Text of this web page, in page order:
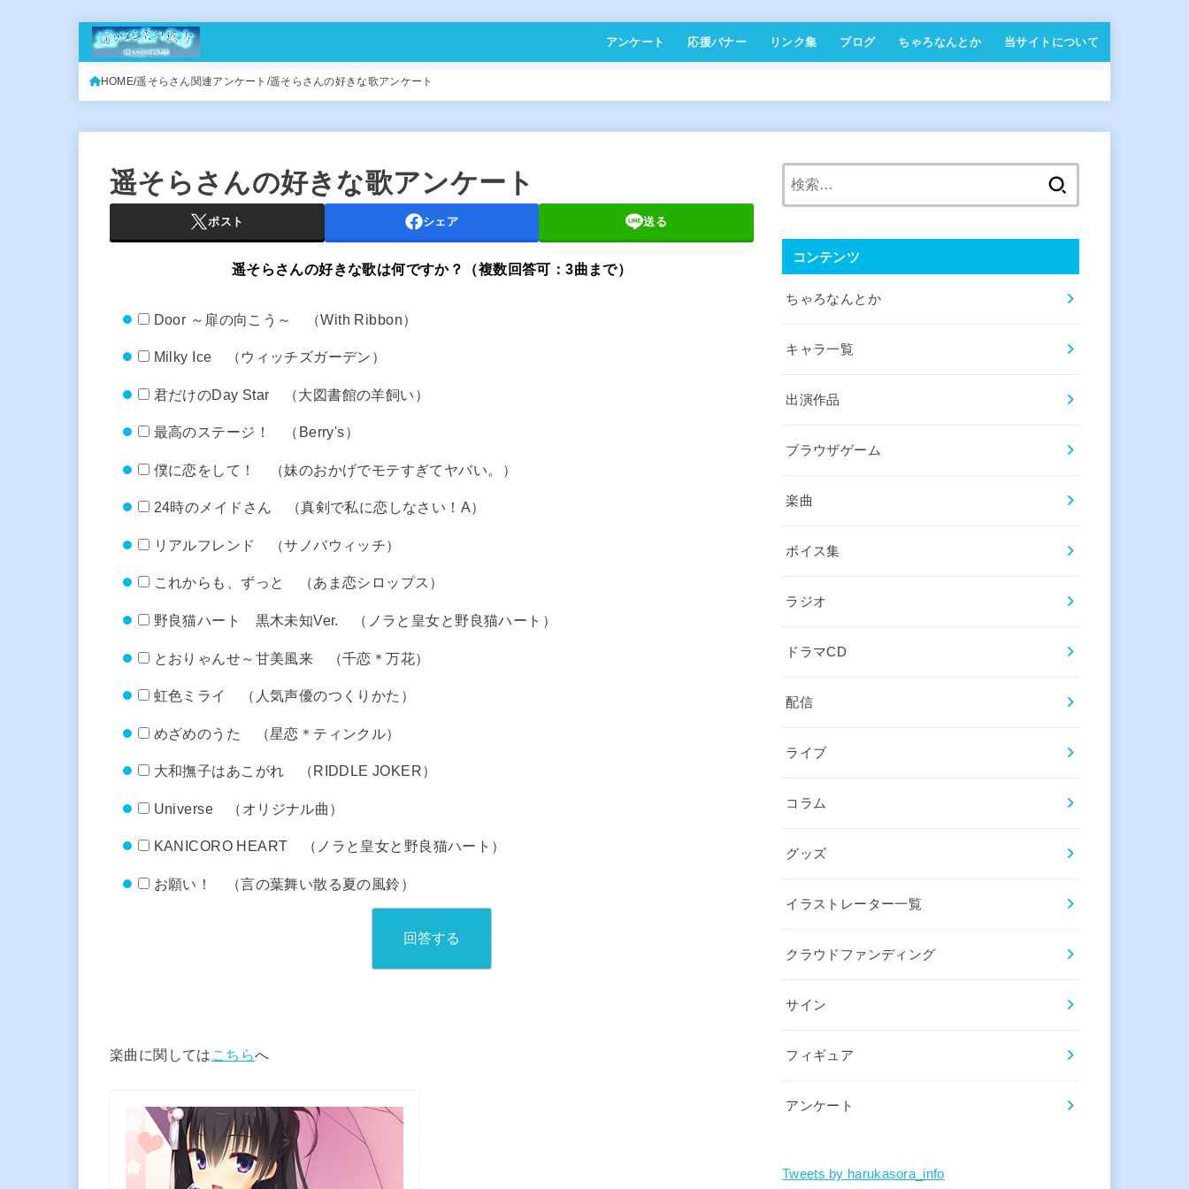
アンケート 応援バナー リンク集 ブログ ちゃろなんとか 当サイトについて
HOME 遥そらさん関連アンケート 遥そらさんの好きな歌アンケート
遥そらさんの好きな歌アンケート
ポスト シェア 送る
遥そらさんの好きな歌は何ですか？（複数回答可：3曲まで）
Door ～扉の向こう～ （With Ribbon）
Milky Ice （ウィッチズガーデン）
君だけのDay Star （大図書館の羊飼い）
最高のステージ！ （Berry's）
僕に恋をして！ （妹のおかげでモテすぎてヤバい。）
24時のメイドさん （真剣で私に恋しなさい！A）
リアルフレンド （サノバウィッチ）
これからも、ずっと （あま恋シロップス）
野良猫ハート 黒木未知Ver. （ノラと皇女と野良猫ハート）
とおりゃんせ～甘美風来 （千恋＊万花）
虹色ミライ （人気声優のつくりかた）
めざめのうた （星恋＊ティンクル）
大和撫子はあこがれ （RIDDLE JOKER）
Universe （オリジナル曲）
KANICORO HEART （ノラと皇女と野良猫ハート）
お願い！ （言の葉舞い散る夏の風鈴）
楽曲に関しては こちらへ
コンテンツ
ちゃろなんとか
キャラ一覧
出演作品
ブラウザゲーム
楽曲
ボイス集
ラジオ
ドラマCD
配信
ライブ
コラム
グッズ
イラストレーター一覧
クラウドファンディング
サイン
フィギュア
アンケート
Tweets by harukasora_info